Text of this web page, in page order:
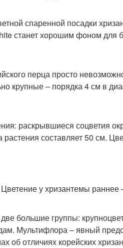
спаренной посадки
станет хорошим фоном для
перца просто
крупные – порядка 4 см в
раскрывшиеся соцветия
составляет 50 см.
у хризантемы раннее
большие группы:
Мультифлора – явный
об отличиях корейских